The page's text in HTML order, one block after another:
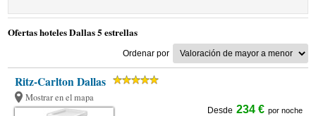
Ofertas hoteles Dallas 5 estrellas
Ordenar por
Ritz-Carlton Dallas
Mostrar en el mapa
Desde 234 € por noche